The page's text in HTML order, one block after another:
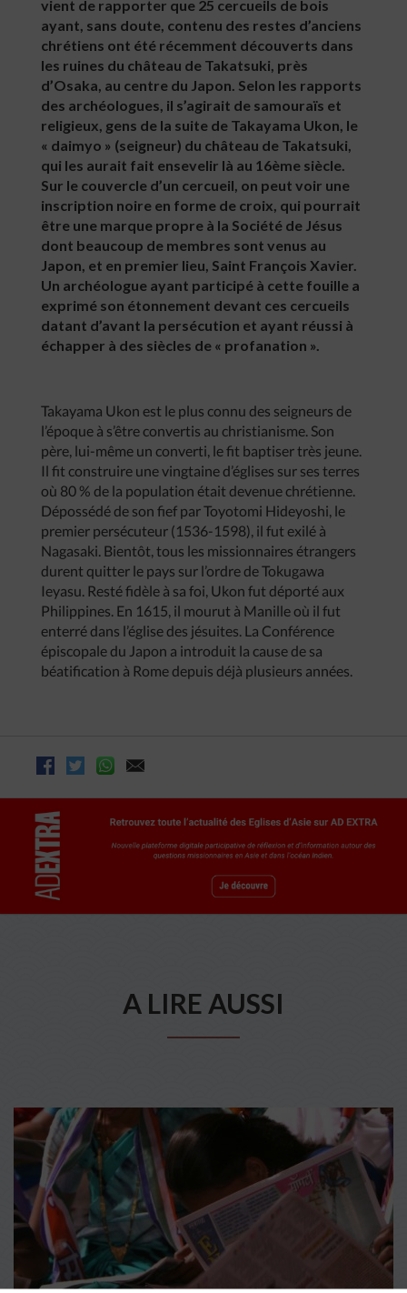
vient de rapporter que 25 cercueils de bois
ayant, sans doute, contenu des restes d’anciens
chrétiens ont été récemment découverts dans
les ruines du château de Takatsuki, près
d’Osaka, au centre du Japon. Selon les rapports
des archéologues, il s’agirait de samouraïs et
religieux, gens de la suite de Takayama Ukon, le
« daimyo » (seigneur) du château de Takatsuki,
qui les aurait fait ensevelir là au 16ème siècle.
Sur le couvercle d’un cercueil, on peut voir une
inscription noire en forme de croix, qui pourrait
être une marque propre à la Société de Jésus
dont beaucoup de membres sont venus au
Japon, et en premier lieu, Saint François Xavier.
Un archéologue ayant participé à cette fouille a
exprimé son étonnement devant ces cercueils
datant d’avant la persécution et ayant réussi à
échapper à des siècles de « profanation ».
Takayama Ukon est le plus connu des seigneurs de
l’époque à s’être convertis au christianisme. Son
père, lui-même un converti, le fit baptiser très jeune.
Il fit construire une vingtaine d’églises sur ses terres
où 80 % de la population était devenue chrétienne.
Dépossédé de son fief par Toyotomi Hideyoshi, le
premier persécuteur (1536-1598), il fut exilé à
Nagasaki. Bientôt, tous les missionnaires étrangers
durent quitter le pays sur l’ordre de Tokugawa
Ieyasu. Resté fidèle à sa foi, Ukon fut déporté aux
Philippines. En 1615, il mourut à Manille où il fut
enterré dans l’église des jésuites. La Conférence
épiscopale du Japon a introduit la cause de sa
béatification à Rome depuis déjà plusieurs années.
A LIRE AUSSI